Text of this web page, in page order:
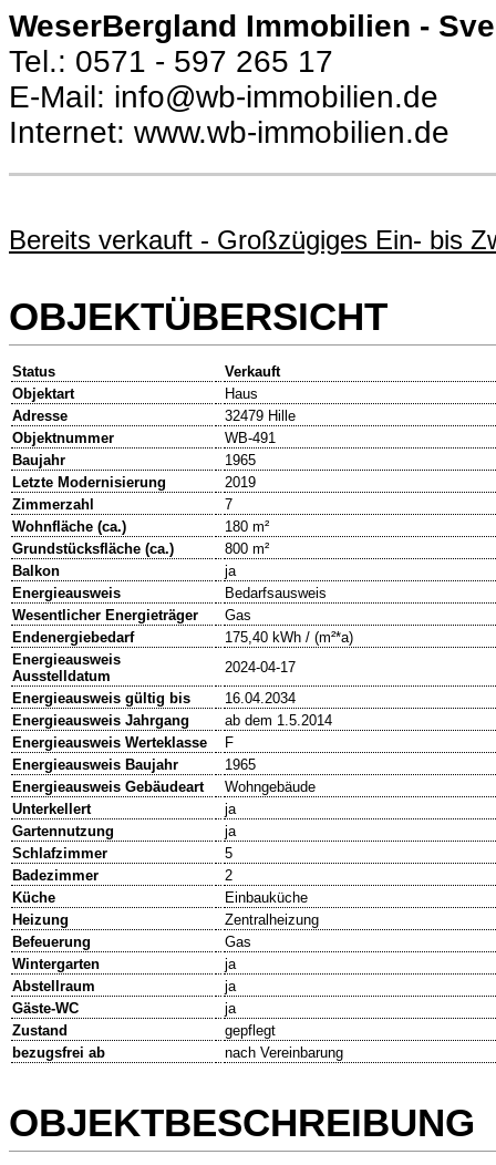
WeserBergland Immobilien -
Tel.: 0571 - 597 265 17
E-Mail: info@wb-immobilien.de
Internet: www.wb-immobilien.de
Bereits verkauft - Großzügiges Ein- bis
OBJEKTÜBERSICHT
Status
Verkauft
Objektart
Haus
Adresse
32479 Hille
Objektnummer
WB-491
Baujahr
1965
Letzte Modernisierung
2019
Zimmerzahl
7
Wohnfläche (ca.)
180 m²
Grundstücksfläche (ca.)
800 m²
Balkon
ja
Energieausweis
Bedarfsausweis
Wesentlicher Energieträger
Gas
Endenergiebedarf
175,40 kWh / (m²*a)
Energieausweis
Ausstelldatum
2024-04-17
Energieausweis gültig bis
16.04.2034
Energieausweis Jahrgang
ab dem 1.5.2014
Energieausweis Werteklasse
F
Energieausweis Baujahr
1965
Energieausweis Gebäudeart
Wohngebäude
Unterkellert
ja
Gartennutzung
ja
Schlafzimmer
5
Badezimmer
2
Küche
Einbauküche
Heizung
Zentralheizung
Befeuerung
Gas
Wintergarten
ja
Abstellraum
ja
Gäste-WC
ja
Zustand
gepflegt
bezugsfrei ab
nach Vereinbarung
OBJEKTBESCHREIBUNG